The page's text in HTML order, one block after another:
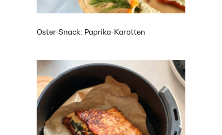
Oster-Snack: Paprika-Karotten